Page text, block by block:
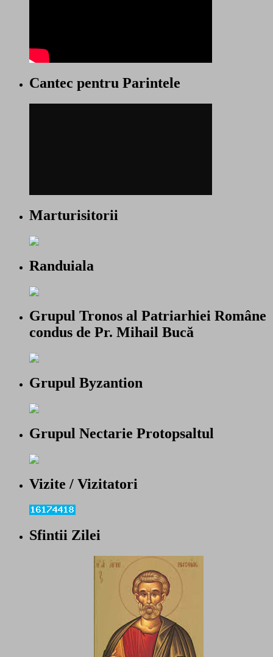
Cantec pentru Parintele
Marturisitorii
Randuiala
Grupul Tronos al Patriarhiei Române
condus de Pr. Mihail Bucă
Grupul Byzantion
Grupul Nectarie Protopsaltul
Vizite / Vizitatori
Sfintii Zilei